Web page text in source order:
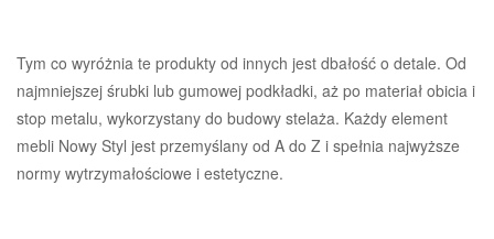
Tym co wyróżnia te produkty od innych jest dbałość o detale. Od
najmniejszej śrubki lub gumowej podkładki, aż po materiał obicia i
stop metalu, wykorzystany do budowy stelaża. Każdy element
mebli Nowy Styl jest przemyślany od A do Z i spełnia najwyższe
normy wytrzymałościowe i estetyczne.